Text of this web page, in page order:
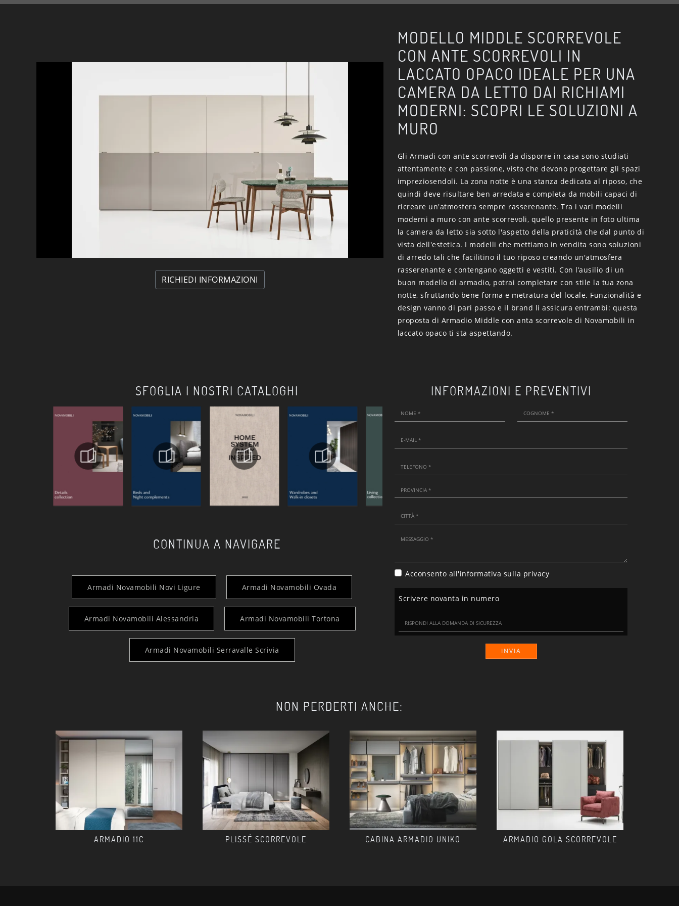
RICHIEDI INFORMAZIONI
MODELLO MIDDLE SCORREVOLE
CON ANTE SCORREVOLI IN
LACCATO OPACO IDEALE PER UNA
CAMERA DA LETTO DAI RICHIAMI
MODERNI: SCOPRI LE SOLUZIONI A
MURO
Gli Armadi con ante scorrevoli da disporre in casa sono studiati
attentamente e con passione, visto che devono progettare gli spazi
impreziosendoli. La zona notte è una stanza dedicata al riposo, che
quindi deve risultare ben arredata e completa da mobili capaci di
ricreare un'atmosfera sempre rasserenante. Tra i vari modelli
moderni a muro con ante scorrevoli, quello presente in foto ultima
la camera da letto sia sotto l'aspetto della praticità che dal punto di
vista dell'estetica. I modelli che mettiamo in vendita sono soluzioni
di arredo tali che facilitino il tuo riposo creando un'atmosfera
rasserenante e contengano oggetti e vestiti. Con l’ausilio di un
buon modello di armadio, potrai completare con stile la tua zona
notte, sfruttando bene forma e metratura del locale. Funzionalità e
design vanno di pari passo e il brand li assicura entrambi: questa
proposta di Armadio Middle con anta scorrevole di Novamobili in
laccato opaco ti sta aspettando.
SFOGLIA I NOSTRI CATALOGHI
CONTINUA A NAVIGARE
Armadi Novamobili Novi Ligure Armadi Novamobili Ovada
Armadi Novamobili Alessandria Armadi Novamobili Tortona
Armadi Novamobili Serravalle Scrivia
INFORMAZIONI E PREVENTIVI
Acconsento all'informativa sulla privacy
Scrivere novanta in numero
INVIA
NON PERDERTI ANCHE:
ARMADIO 11C PLISSÉ SCORREVOLE CABINA ARMADIO UNIKO ARMADIO GOLA SCORREVOLE